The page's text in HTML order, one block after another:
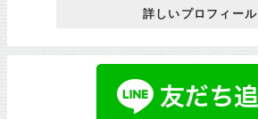
詳しいプロフィール